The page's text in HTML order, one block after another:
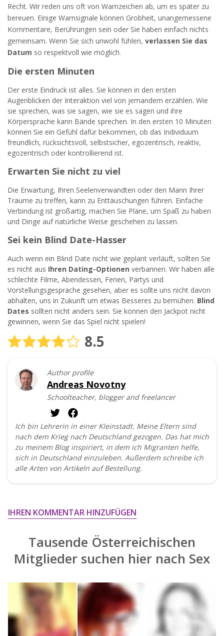
Recht. Wir reden uns oft von Warnzeichen ab, um es später zu
bereuen. Einige Warnsignale können Grobheit, unangemessene
Kommentare, Berührungen sein oder Sie haben einfach nichts
gemeinsam. Wenn Sie sich unwohl fühlen, verlassen Sie das
Datum so respektvoll wie möglich.
Die ersten Minuten
Der erste Eindruck ist alles. Sie können in den ersten
Augenblicken der Interaktion viel von jemandem erzählen. Wie
sie sprechen, was sie sagen, wie sie es sagen und ihre
Körpersprache kann Bände sprechen. In den ersten 10 Minuten
können Sie ein Gefühl dafür bekommen, ob das Individuum
freundlich, rücksichtsvoll, selbstsicher, egozentrisch, reaktiv,
egozentrisch oder kontrollierend ist.
Erwarten Sie nicht zu viel
Die Erwartung, Ihren Seelenverwandten oder den Mann Ihrer
Träume zu treffen, kann zu Enttäuschungen führen. Einfache
Verbindung ist großartig, machen Sie Pläne, um Spaß zu haben
und Dinge auf natürliche Weise geschehen zu lassen.
Sei kein Blind Date-Hasser
Auch wenn ein Blind Date nicht wie geplant verläuft, sollten Sie
es nicht aus Ihren Dating-Optionen verbannen. Wir haben alle
schlechte Filme, Abendessen, Ferien, Partys und
Vorstellungsgespräche gesehen, aber es sollte uns nicht davon
abhalten, uns in Zukunft um etwas Besseres zu bemühen. Blind
Dates sollten nicht anders sein. Sie können den Jackpot nicht
gewinnen, wenn Sie das Spiel nicht spielen!
8.5
Author profile
Andreas Novotny
Schoolteacher, blogger and freelancer
Ich bin Lehrerin in einer Kleinstadt. Meine Eltern sind
nach dem Krieg nach Deutschland gezogen. Das hat mich
zu meinem Blog inspiriert, in dem ich Migranten helfe,
sich in Deutschland einzuleben. Außerdem schreibe ich
alle Arten von Artikeln auf Bestellung.
IHREN KOMMENTAR HINZUFÜGEN
Tausende Österreichischen
Mitglieder suchen hier nach Sex